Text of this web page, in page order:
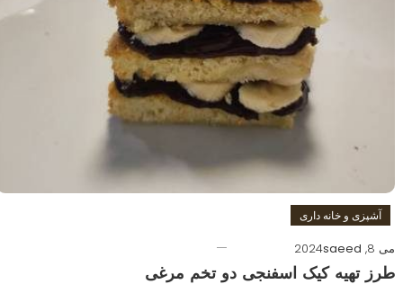
آشپزی و خانه داری
می 8, 2024
saeed
طرز تهیه کیک اسفنجی دو تخم مرغی